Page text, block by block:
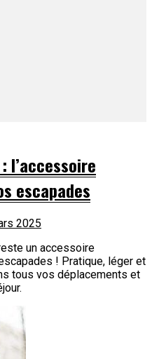
l’accessoire
escapades
2025
un accessoire
! Pratique, léger et
tous vos déplacements et